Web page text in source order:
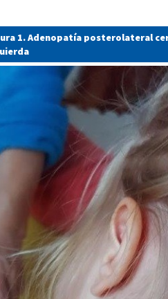
1. Adenopatía posterolateral